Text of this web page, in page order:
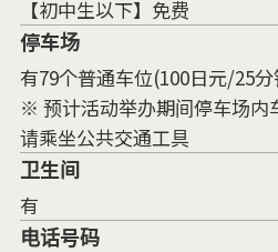
【初中生以下】免费
停车场
有79个普通车位(100日元/25
※ 预计活动举办期间停车场内
请乘坐公共交通工具
卫生间
有
电话号码